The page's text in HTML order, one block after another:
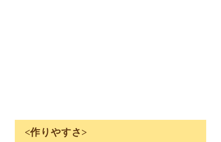
<作りやすさ>